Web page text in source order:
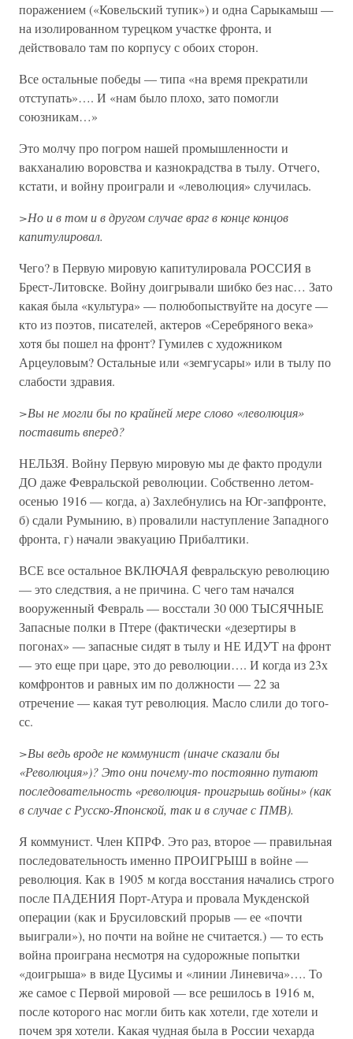
поражением («Ковельский тупик») и одна Сарыкамыш —
на изолированном турецком участке фронта, и
действовало там по корпусу с обоих сторон.
Все остальные победы — типа «на время прекратили
отступать»…. И «нам было плохо, зато помогли
союзникам…»
Это молчу про погром нашей промышленности и
вакханалию воровства и казнокрадства в тылу. Отчего,
кстати, и войну проиграли и «леволюция» случилась.
>Но и в том и в другом случае враг в конце концов
капитулировал.
Чего? в Первую мировую капитулировала РОССИЯ в
Брест-Литовске. Войну доигрывали шибко без нас… Зато
какая была «культура» — полюбопыствуйте на досуге —
кто из поэтов, писателей, актеров «Серебряного века»
хотя бы пошел на фронт? Гумилев с художником
Арцеуловым? Остальные или «земгусары» или в тылу по
слабости здравия.
>Вы не могли бы по крайней мере слово «леволюция»
поставить вперед?
НЕЛЬЗЯ. Войну Первую мировую мы де факто продули
ДО даже Февральской революции. Собственно летом-
осенью 1916 — когда, а) Захлебнулись на Юг-запфронте,
б) сдали Румынию, в) провалили наступление Западного
фронта, г) начали эвакуацию Прибалтики.
ВСЕ все остальное ВКЛЮЧАЯ февральскую революцию
— это следствия, а не причина. С чего там начался
вооруженный Февраль — восстали 30 000 ТЫСЯЧНЫЕ
Запасные полки в Птере (фактически «дезертиры в
погонах» — запасные сидят в тылу и НЕ ИДУТ на фронт
— это еще при царе, это до революции…. И когда из 23х
комфронтов и равных им по должности — 22 за
отречение — какая тут революция. Масло слили до того-
сс.
>Вы ведь вроде не коммунист (иначе сказали бы
«Революция»)? Это они почему-то постоянно путают
последовательность «революция- проигрышь войны» (как
в случае с Русско-Японской, так и в случае с ПМВ).
Я коммунист. Член КПРФ. Это раз, второе — правильная
последовательность именно ПРОИГРЫШ в войне —
революция. Как в 1905 м когда восстания начались строго
после ПАДЕНИЯ Порт-Атура и провала Мукденской
операции (как и Брусиловский прорыв — ее «почти
выиграли»), но почти на войне не считается.) — то есть
война проиграна несмотря на судорожные попытки
«доигрыша» в виде Цусимы и «линии Линевича»…. То
же самое с Первой мировой — все решилось в 1916 м,
после которого нас могли бить как хотели, где хотели и
почем зря хотели. Какая чудная была в России чехарда